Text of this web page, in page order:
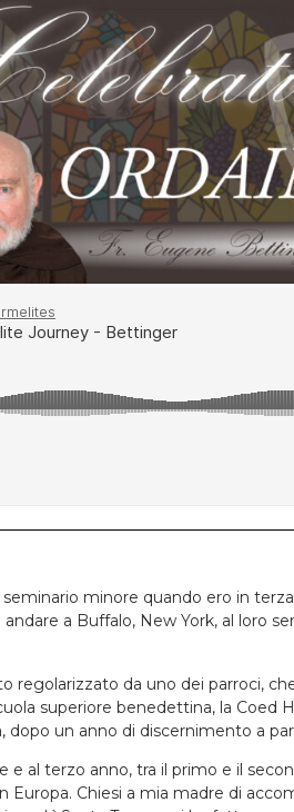
minore quando ero in
a Buffalo, New York, al loro
regolarizzato da uno dei parroci,
superiore benedettina, la
un anno di discernimento a
al terzo anno, tra il primo e il
Chiesi a mia madre di